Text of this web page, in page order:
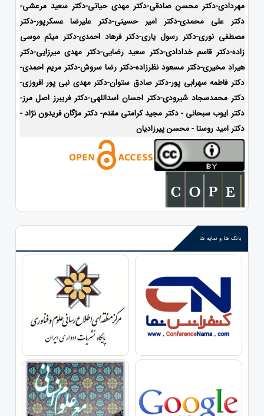
مهردادی-دکتر محسن صادقی-دکتر مهدی حیاتی-دکتر سعید مرعشی-
دکتر علی محمدی-دکتر امیر حسینی-دکتر علیرضا عسکرپور-دکتر
مصطفی نوری-دکتر رسول یاری-دکتر فرهاد احمدی-دکتر میثم موسی
زاده-دکتر قاسم خدادادی-دکتر سعید رضایی-دکتر مهدی میرزایی-دکتر
هیراد مخیری-دکتر مسعود نظرزاده-دکتر رضا سروش-دکتر مریم احمدی-
دکتر فاطمه سهرابی پور-دکتر صادق ستوان-دکتر مهدی نبی پور افروزی-
دکتر محمدسجاد شیرودی-دکتر احسان اسداللهی-دکتر فریبرز اصل مرز-
دکتر ایوب سبحانی - دکتر مجید کرامتی مقدم- دکتر مژگان فریدون نژاد -
دکتر امید روستا - محسن پیرزادیان
بانک ها و نمایه ها